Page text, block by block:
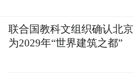
联合国教科文组织确认北京
为2029年“世界建筑之都”